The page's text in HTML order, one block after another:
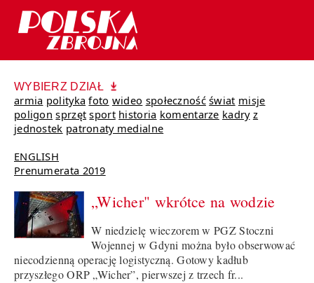
WYBIERZ DZIAŁ
armia polityka foto wideo społeczność świat misje
poligon sprzęt sport historia komentarze kadry z
jednostek patronaty medialne
ENGLISH
Prenumerata 2019
„Wicher" wkrótce na wodzie
W niedzielę wieczorem w PGZ Stoczni
Wojennej w Gdyni można było obserwować
niecodzienną operację logistyczną. Gotowy kadłub
przyszłego ORP „Wicher”, pierwszej z trzech fr...